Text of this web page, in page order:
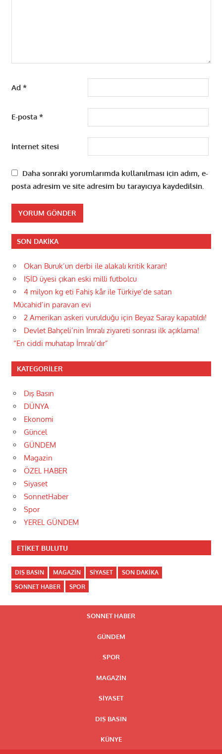
Ad *
E-posta *
İnternet sitesi
Daha sonraki yorumlarımda kullanılması için adım, e-
posta adresim ve site adresim bu tarayıcıya kaydedilsin.
SON DAKIKA
Okan Buruk’un derbi ile alakalı kritik kararı!
IŞİD üyesi çıkan eski milli futbolcu
4 milyon kg eti Fahiş kâr ile Türkiye’de satan
Mücahid’in paravan evi
2 Amerikan askeri vurulduğu için Beyaz Saray kapatıldı!
Devlet Bahçeli’nin İmralı ziyareti sonrası ilk açıklama!
“En ciddi muhatap İmralı’dır”
KATEGORILER
Dış Basın
DÜNYA
Ekonomi
Güncel
GÜNDEM
Magazin
ÖZEL HABER
Siyaset
SonnetHaber
Spor
YEREL GÜNDEM
ETIKET BULUTU
DIŞ BASIN MAGAZIN SIYASET
SON DAKIKA
SONNET HABER
SPOR
SONNET HABER
GÜNDEM
SPOR
MAGAZIN
SIYASET
DIŞ BASIN
KÜNYE